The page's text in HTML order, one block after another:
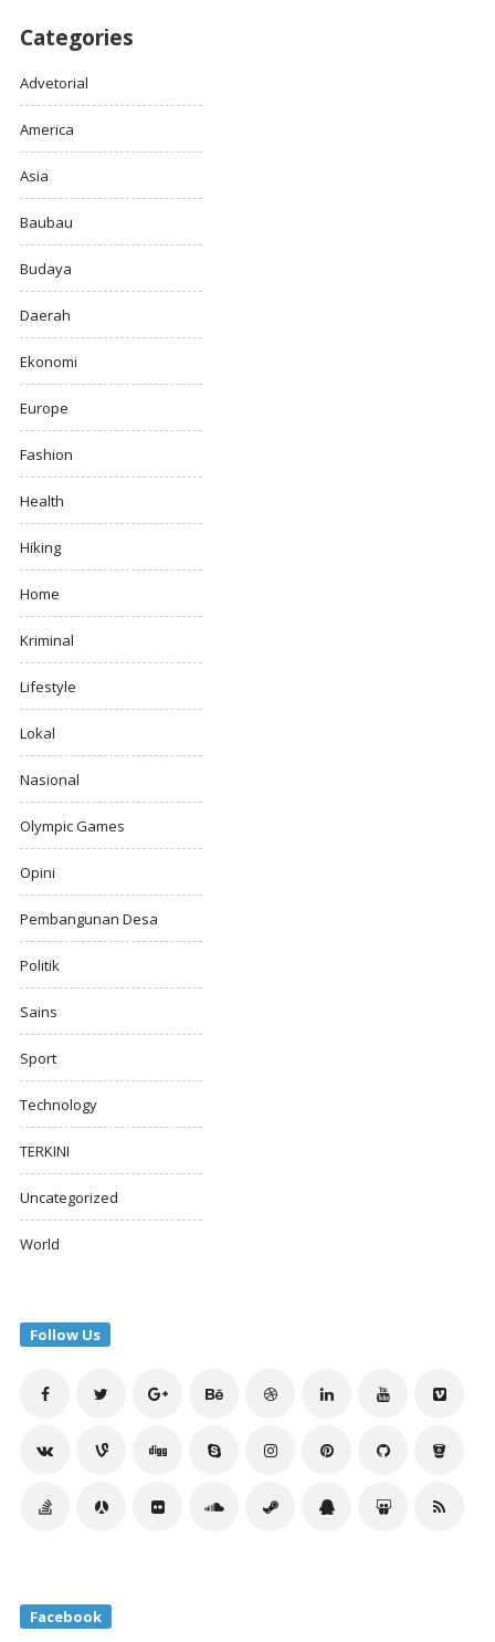
Categories
Advetorial
America
Asia
Baubau
Budaya
Daerah
Ekonomi
Europe
Fashion
Health
Hiking
Home
Kriminal
Lifestyle
Lokal
Nasional
Olympic Games
Opini
Pembangunan Desa
Politik
Sains
Sport
Technology
TERKINI
Uncategorized
World
Follow Us
Facebook